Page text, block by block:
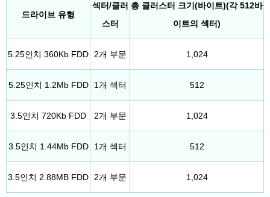
드라이브 유형
섹터/클러
스터
총 클러스터 크기(바이트)(각 512바
이트의 섹터)
5.25인치 360Kb FDD 2개 부문 1,024
5.25인치 1.2Mb FDD 1개 섹터 512
3.5인치 720Kb FDD 2개 부문 1,024
3.5인치 1.44Mb FDD 1개 섹터 512
3.5인치 2.88MB FDD 2개 부문 1,024